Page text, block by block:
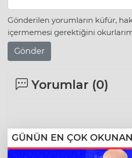
Gönderilen yorumların küfür,
içermemesi gerektiğini
Gönder
Yorumlar (0)
GÜNÜN EN ÇOK